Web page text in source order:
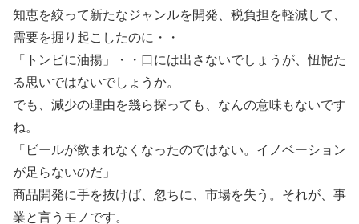
知恵を絞って新たなジャンルを開発、税負担を軽減して、
需要を掘り起こしたのに・・
「トンビに油揚」・・口には出さないでしょうが、忸怩た
る思いではないでしょうか。
でも、減少の理由を幾ら探っても、なんの意味もないです
ね。
「ビールが飲まれなくなったのではない。イノベーション
が足らないのだ」
商品開発に手を抜けば、忽ちに、市場を失う。それが、事
業と言うモノです。